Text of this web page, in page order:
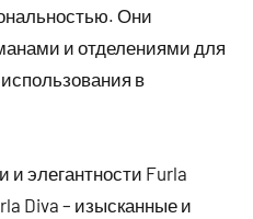
Они
и отделениями для
в
элегантности Furla
Diva – изысканные и